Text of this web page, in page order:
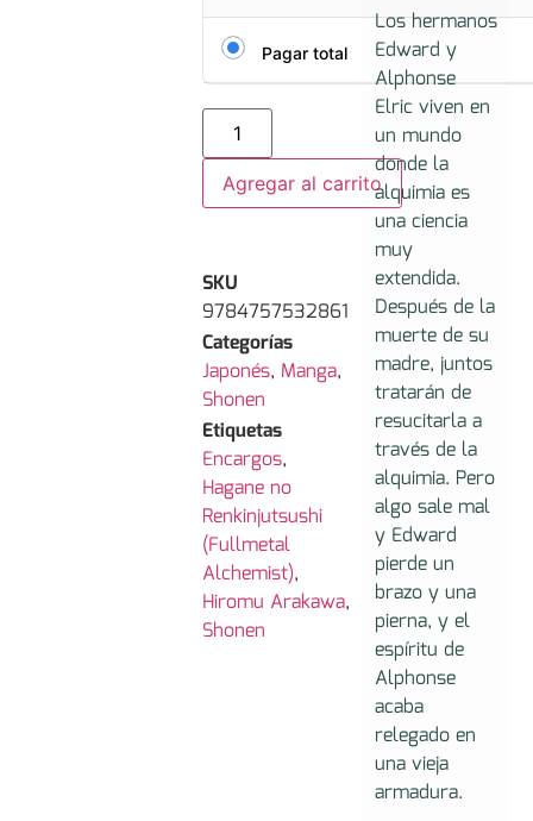
Pagar total
Agregar al carrito
SKU
9784757532861
Categorías
Japonés, Manga,
Shonen
Etiquetas
Encargos,
Hagane no
Renkinjutsushi
(Fullmetal
Alchemist),
Hiromu Arakawa,
Shonen
Los hermanos
Edward y
Alphonse
Elric viven en
un mundo
donde la
alquimia es
una ciencia
muy
extendida.
Después de la
muerte de su
madre, juntos
tratarán de
resucitarla a
través de la
alquimia. Pero
algo sale mal
y Edward
pierde un
brazo y una
pierna, y el
espíritu de
Alphonse
acaba
relegado en
una vieja
armadura.